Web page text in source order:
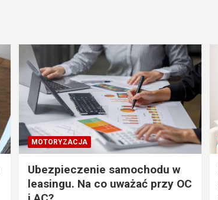
MOTORYZACJA
Ubezpieczenie samochodu w
leasingu. Na co uważać przy OC